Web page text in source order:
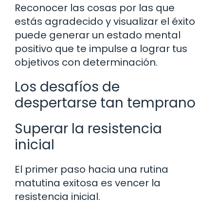
Reconocer las cosas por las que
estás agradecido y visualizar el éxito
puede generar un estado mental
positivo que te impulse a lograr tus
objetivos con determinación.
Los desafíos de
despertarse tan temprano
Superar la resistencia
inicial
El primer paso hacia una rutina
matutina exitosa es vencer la
resistencia inicial.